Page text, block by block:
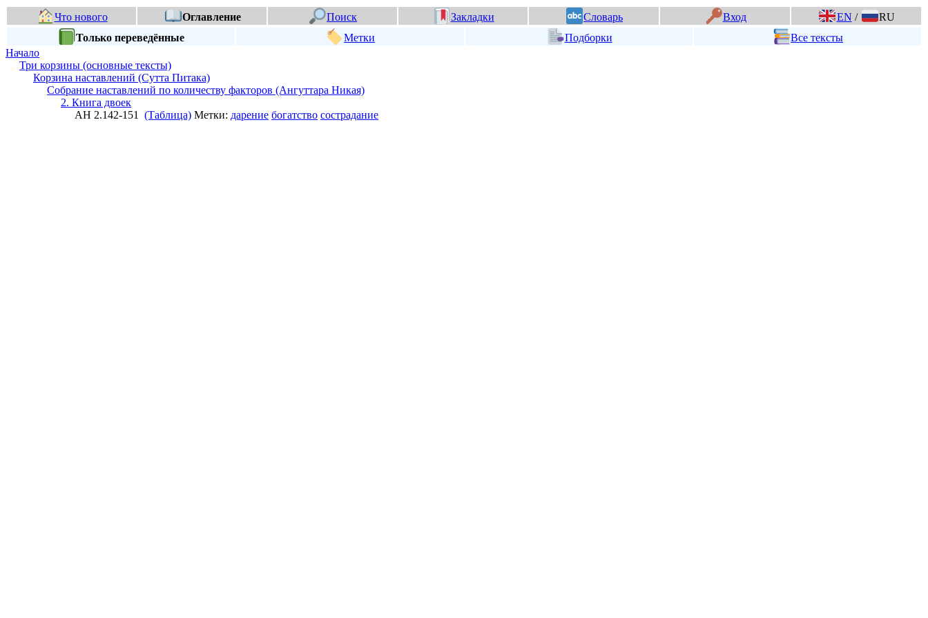
Что нового Оглавление Поиск Закладки Словарь Вход EN /
RU
Только переведённые
Метки Подборки
Все тексты
Начало
Три корзины (основные тексты)
Корзина наставлений (Сутта Питака)
Собрание наставлений по количеству факторов (Ангуттара Никая)
2. Книга двоек
АН 2.142-151 (Таблица) Метки: дарение богатство сострадание